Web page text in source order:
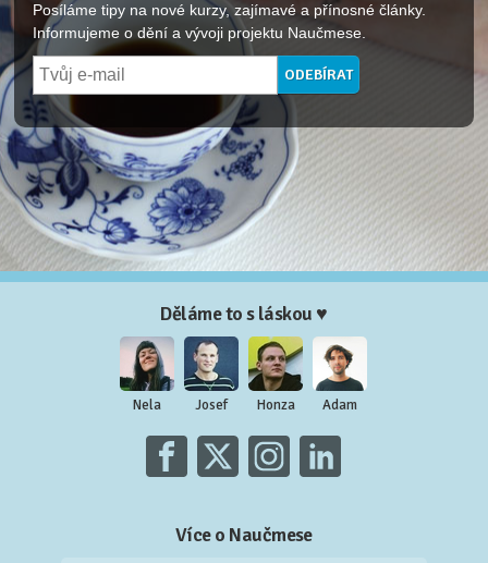
Posíláme tipy na nové kurzy, zajímavé a přínosné články.
Informujeme o dění a vývoji projektu Naučmese.
Děláme to s láskou ♥
Nela Josef Honza Adam
Více o Naučmese